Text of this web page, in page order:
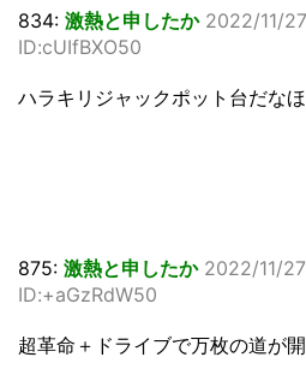
834: 激熱と申したか 2022/11/
ID:cUIfBXO50
ハラキリジャックポット台だな
875: 激熱と申したか 2022/11/
ID:+aGzRdW50
超革命＋ドライブで万枚の道が